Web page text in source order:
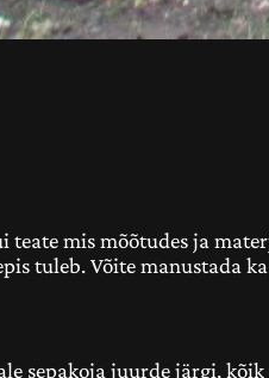
mis mõõtudes ja
tuleb. Võite manustada
sepakoja juurde järgi,